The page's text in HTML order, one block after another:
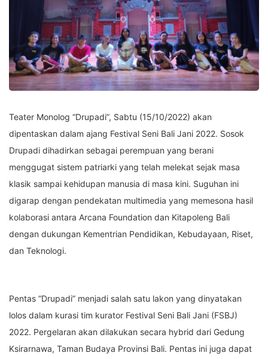
Teater Monolog “Drupadi”, Sabtu (15/10/2022) akan
dipentaskan dalam ajang Festival Seni Bali Jani 2022. Sosok
Drupadi dihadirkan sebagai perempuan yang berani
menggugat sistem patriarki yang telah melekat sejak masa
klasik sampai kehidupan manusia di masa kini. Suguhan ini
digarap dengan pendekatan multimedia yang memesona hasil
kolaborasi antara Arcana Foundation dan Kitapoleng Bali
dengan dukungan Kementrian Pendidikan, Kebudayaan, Riset,
dan Teknologi.
Pentas “Drupadi” menjadi salah satu lakon yang dinyatakan
lolos dalam kurasi tim kurator Festival Seni Bali Jani (FSBJ)
2022. Pergelaran akan dilakukan secara hybrid dari Gedung
Ksirarnawa, Taman Budaya Provinsi Bali. Pentas ini juga dapat